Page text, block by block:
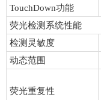
TouchDown功能
荧光检测系统性能
检测灵敏度
动态范围
荧光重复性